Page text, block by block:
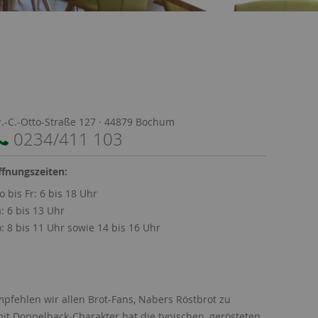
C.-Otto-Straße 127 · 44879 Bochum
0234/411 103
bis Fr: 6 bis 18 Uhr
6 bis 13 Uhr
8 bis 11 Uhr sowie 14 bis 16 Uhr
wir allen Brot-Fans, Nabers Röstbrot zu